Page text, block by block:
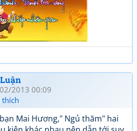
2013 00:09
Mai Hương," Ngủ thăm" hai